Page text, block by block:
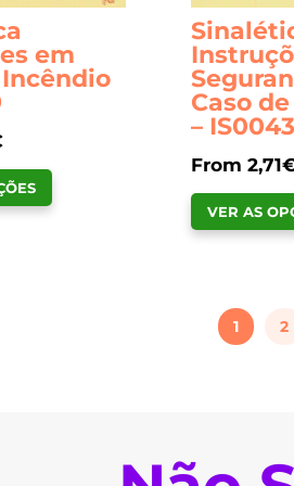
em
Incêndio
This
Caso
– IS0043
From 2,71
VER AS
1 2